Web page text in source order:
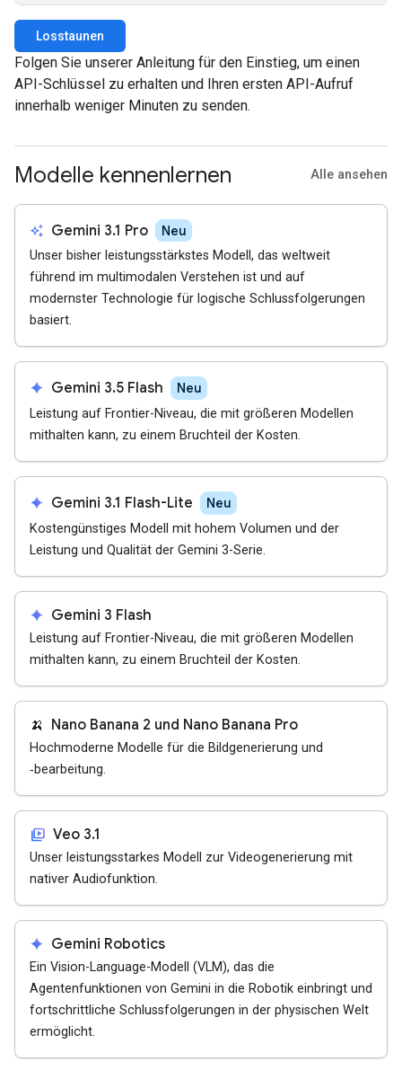
Losstaunen
Folgen Sie unserer Anleitung für den Einstieg, um einen
API-Schlüssel zu erhalten und Ihren ersten API-Aufruf
innerhalb weniger Minuten zu senden.
Modelle kennenlernen Alle ansehen
auto_awesome Gemini 3.1 Pro Neu
Unser bisher leistungsstärkstes Modell, das weltweit
führend im multimodalen Verstehen ist und auf
modernster Technologie für logische Schlussfolgerungen
basiert.
spark Gemini 3.5 Flash Neu
Leistung auf Frontier-Niveau, die mit größeren Modellen
mithalten kann, zu einem Bruchteil der Kosten.
spark Gemini 3.1 Flash-Lite Neu
Kostengünstiges Modell mit hohem Volumen und der
Leistung und Qualität der Gemini 3-Serie.
spark Gemini 3 Flash
Leistung auf Frontier-Niveau, die mit größeren Modellen
mithalten kann, zu einem Bruchteil der Kosten.
🍌 Nano Banana 2 und Nano Banana Pro
Hochmoderne Modelle für die Bildgenerierung und
‑bearbeitung.
video_library Veo 3.1
Unser leistungsstarkes Modell zur Videogenerierung mit
nativer Audiofunktion.
spark Gemini Robotics
Ein Vision-Language-Modell (VLM), das die
Agentenfunktionen von Gemini in die Robotik einbringt und
fortschrittliche Schlussfolgerungen in der physischen Welt
ermöglicht.